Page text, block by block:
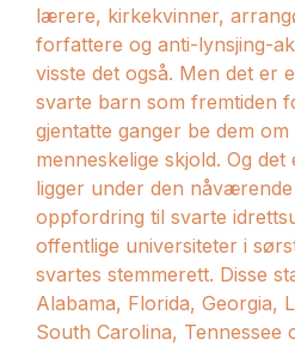
lærere, kirkekvinner,
forfattere og anti-lynsjing-
visste det også. Men det er
svarte barn som fremtiden
gjentatte ganger be dem om
menneskelige skjold. Og
ligger under den
oppfordring til svarte
offentlige universiteter i
svartes stemmerett. Disse
Alabama, Florida, Georgia,
South Carolina, Tennessee